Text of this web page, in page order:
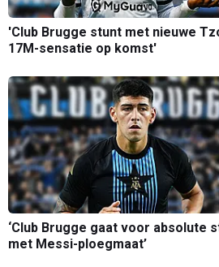
'Club Brugge stunt met nieuwe
17M-sensatie op komst'
‘Club Brugge gaat voor absolute
met Messi-ploegmaat’